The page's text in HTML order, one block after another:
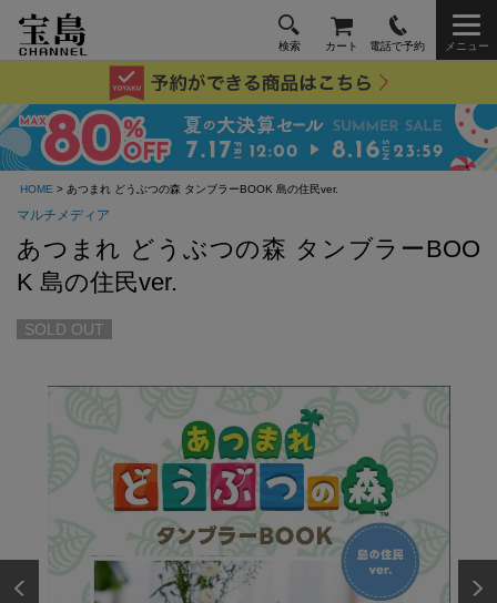
検索 カート 電話で予約 メニュー
HOME > あつまれ どうぶつの森 タンブラーBOOK 島の住民ver.
マルチメディア
あつまれ どうぶつの森 タンブラーBOO
K 島の住民ver.
SOLD OUT